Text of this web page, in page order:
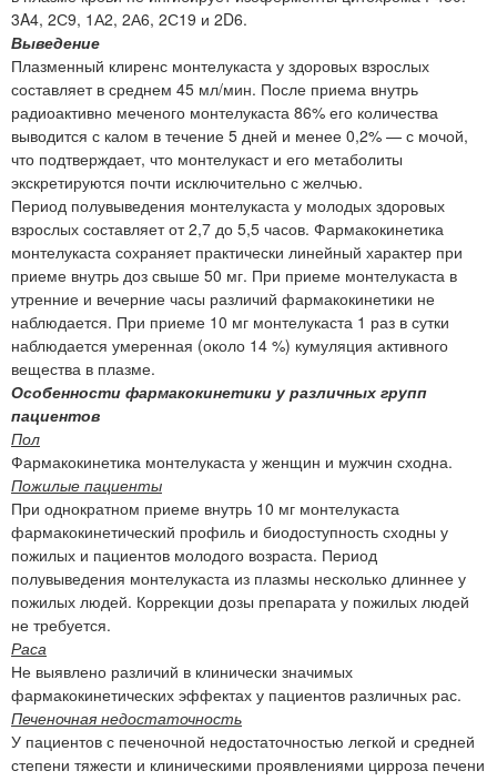
3A4, 2С9, 1А2, 2А6, 2С19 и 2D6.
Выведение
Плазменный клиренс монтелукаста у здоровых взрослых
составляет в среднем 45 мл/мин. После приема внутрь
радиоактивно меченого монтелукаста 86% его количества
выводится с калом в течение 5 дней и менее 0,2% — с мочой,
что подтверждает, что монтелукаст и его метаболиты
экскретируются почти исключительно с желчью.
Период полувыведения монтелукаста у молодых здоровых
взрослых составляет от 2,7 до 5,5 часов. Фармакокинетика
монтелукаста сохраняет практически линейный характер при
приеме внутрь доз свыше 50 мг. При приеме монтелукаста в
утренние и вечерние часы различий фармакокинетики не
наблюдается. При приеме 10 мг монтелукаста 1 раз в сутки
наблюдается умеренная (около 14 %) кумуляция активного
вещества в плазме.
Особенности фармакокинетики у различных групп
пациентов
Пол
Фармакокинетика монтелукаста у женщин и мужчин сходна.
Пожилые пациенты
При однократном приеме внутрь 10 мг монтелукаста
фармакокинетический профиль и биодоступность сходны у
пожилых и пациентов молодого возраста. Период
полувыведения монтелукаста из плазмы несколько длиннее у
пожилых людей. Коррекции дозы препарата у пожилых людей
не требуется.
Раса
Не выявлено различий в клинически значимых
фармакокинетических эффектах у пациентов различных рас.
Печеночная недостаточность
У пациентов с печеночной недостаточностью легкой и средней
степени тяжести и клиническими проявлениями цирроза печени